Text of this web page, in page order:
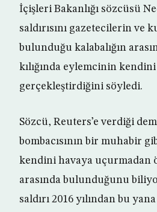
İçişleri Bakanlığı sözcüsü
saldırısını gazetecilerin ve
bulunduğu kalabalığın
kılığında eylemcinin
gerçekleştirdiğini söyledi.
Sözcü, Reuters’e verdiği
bombacısının bir muhabir
kendini havaya uçurmadan
arasında bulunduğunu
saldırı 2016 yılından bu